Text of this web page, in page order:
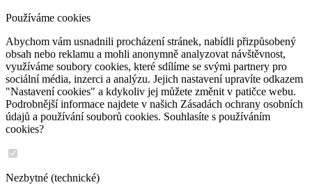
Používáme cookies
Abychom vám usnadnili procházení stránek, nabídli přizpůsobený
obsah nebo reklamu a mohli anonymně analyzovat návštěvnost,
využíváme soubory cookies, které sdílíme se svými partnery pro
sociální média, inzerci a analýzu. Jejich nastavení upravíte odkazem
"Nastavení cookies" a kdykoliv jej můžete změnit v patičce webu.
Podrobnější informace najdete v našich Zásadách ochrany osobních
údajů a používání souborů cookies. Souhlasíte s používáním
cookies?
Nezbytné (technické)